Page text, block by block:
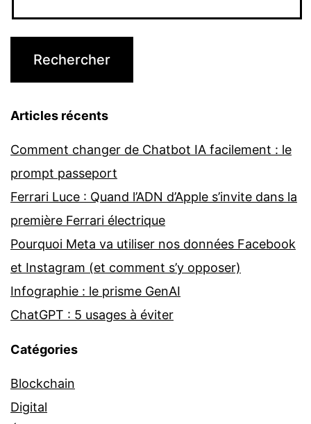
Articles récents
Comment changer de Chatbot IA facilement : le
prompt passeport
Ferrari Luce : Quand l’ADN d’Apple s’invite dans la
première Ferrari électrique
Pourquoi Meta va utiliser nos données Facebook
et Instagram (et comment s’y opposer)
Infographie : le prisme GenAI
ChatGPT : 5 usages à éviter
Catégories
Blockchain
Digital